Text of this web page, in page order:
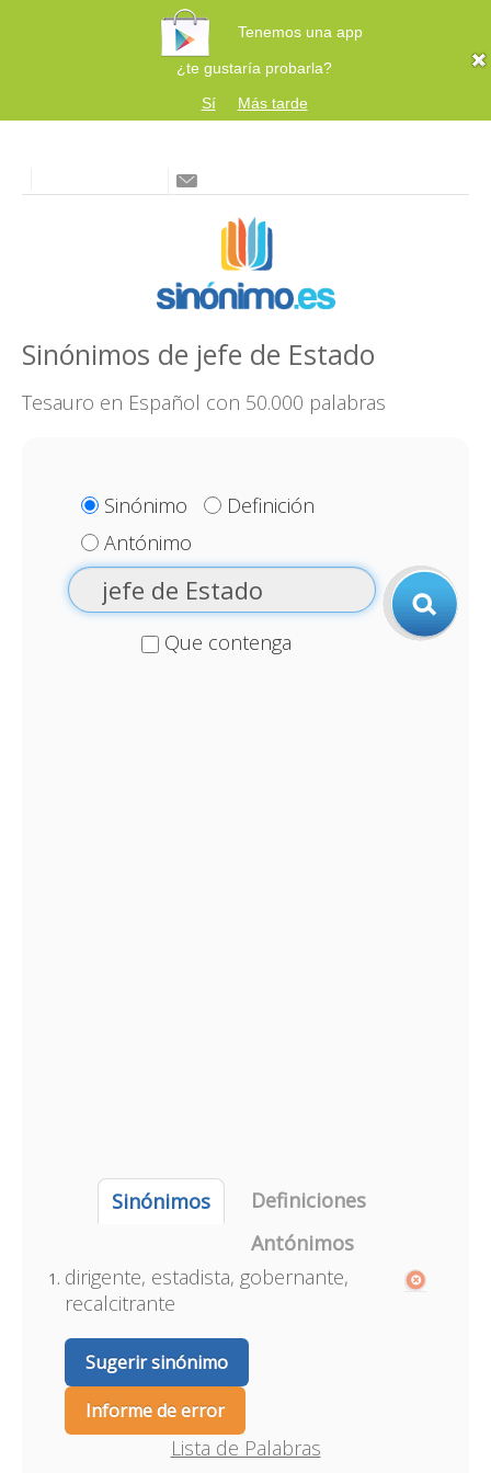
Tenemos una app
¿te gustaría probarla?
Sí
Más tarde
Sinónimos de jefe de Estado
Tesauro en Español con 50.000 palabras
Sinónimo
Definición
Antónimo
Que contenga
Sinónimos
Definiciones
Antónimos
dirigente, estadista, gobernante,
recalcitrante
Sugerir sinónimo
Informe de error
Lista de Palabras